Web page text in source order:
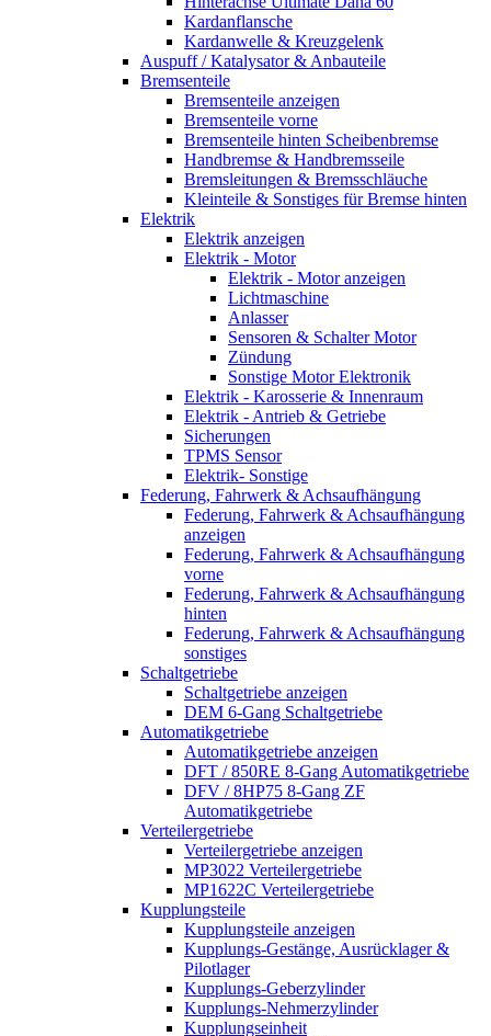
Kardanflansche
Kardanwelle & Kreuzgelenk
Auspuff / Katalysator & Anbauteile
Bremsenteile
Bremsenteile anzeigen
Bremsenteile vorne
Bremsenteile hinten Scheibenbremse
Handbremse & Handbremsseile
Bremsleitungen & Bremsschläuche
Kleinteile & Sonstiges für Bremse hinten
Elektrik
Elektrik anzeigen
Elektrik - Motor
Elektrik - Motor anzeigen
Lichtmaschine
Anlasser
Sensoren & Schalter Motor
Zündung
Sonstige Motor Elektronik
Elektrik - Karosserie & Innenraum
Elektrik - Antrieb & Getriebe
Sicherungen
TPMS Sensor
Elektrik- Sonstige
Federung, Fahrwerk & Achsaufhängung
Federung, Fahrwerk & Achsaufhängung
anzeigen
Federung, Fahrwerk & Achsaufhängung
vorne
Federung, Fahrwerk & Achsaufhängung
hinten
Federung, Fahrwerk & Achsaufhängung
sonstiges
Schaltgetriebe
Schaltgetriebe anzeigen
DEM 6-Gang Schaltgetriebe
Automatikgetriebe
Automatikgetriebe anzeigen
DFT / 850RE 8-Gang Automatikgetriebe
DFV / 8HP75 8-Gang ZF
Automatikgetriebe
Verteilergetriebe
Verteilergetriebe anzeigen
MP3022 Verteilergetriebe
MP1622C Verteilergetriebe
Kupplungsteile
Kupplungsteile anzeigen
Kupplungs-Gestänge, Ausrücklager &
Pilotlager
Kupplungs-Geberzylinder
Kupplungs-Nehmerzylinder
Kupplungseinheit